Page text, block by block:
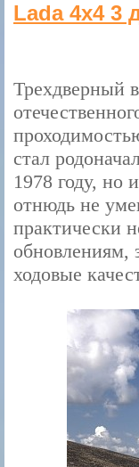
Lada 4x4 3
Трехдверный
стал
1978 году, но
отнюдь не
практически
обновлениям,
ходовые